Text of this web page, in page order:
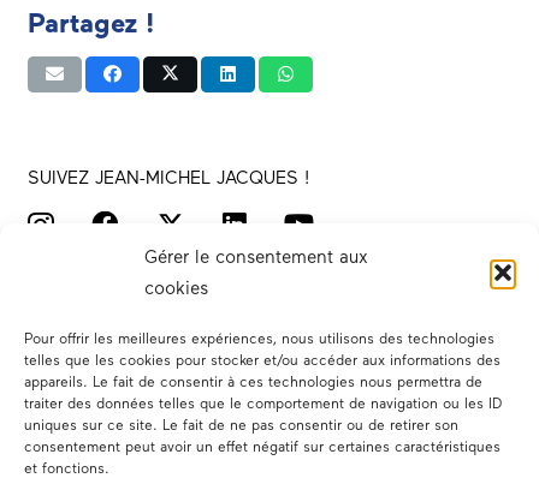
Gérer le consentement aux
cookies
Pour offrir les meilleures expériences, nous utilisons des technologies
telles que les cookies pour stocker et/ou accéder aux informations des
appareils. Le fait de consentir à ces technologies nous permettra de
traiter des données telles que le comportement de navigation ou les ID
uniques sur ce site. Le fait de ne pas consentir ou de retirer son
consentement peut avoir un effet négatif sur certaines caractéristiques
et fonctions.
Partagez !
SUIVEZ JEAN-MICHEL JACQUES !
Votre député